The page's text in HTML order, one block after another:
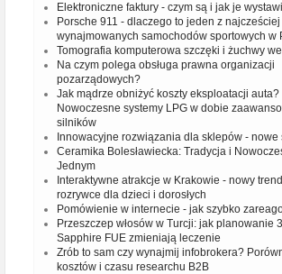
Elektroniczne faktury - czym są i jak je
Porsche 911 - dlaczego to jeden z najcześciej
wynajmowanych samochodów sportowych w
Tomografia komputerowa szczęki i żuchwy we
Na czym polega obsługa prawna organizacji
pozarządowych?
Jak mądrze obniżyć koszty eksploatacji auta?
Nowoczesne systemy LPG w dobie
silników
Innowacyjne rozwiązania dla sklepów - nowe
Ceramika Bolesławiecka: Tradycja i
Jednym
Interaktywne atrakcje w Krakowie - nowy
rozrywce dla dzieci i dorosłych
Pomówienie w internecie - jak szybko
Przeszczep włosów w Turcji: jak planowanie
Sapphire FUE zmieniają leczenie
Zrób to sam czy wynajmij infobrokera?
kosztów i czasu researchu B2B